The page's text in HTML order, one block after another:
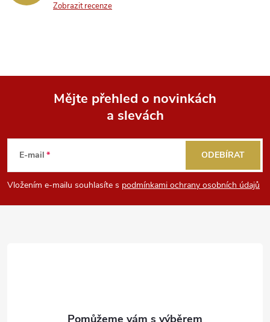
Zobrazit recenze
p
a
Mějte přehled o novinkách
a slevách
E-mail
Vložením e-mailu souhlasíte s podmínkami ochrany osobních údajů
ODEBÍRAT